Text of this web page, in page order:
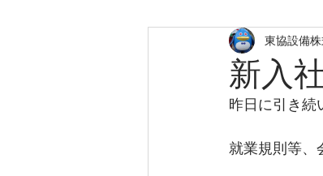
新入
東協設備
昨日に引き続
就業規則等、